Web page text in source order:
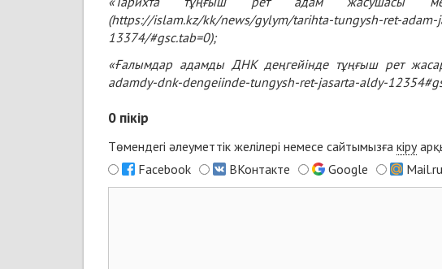
(https://islam.kz/kk/news/gylym/tarihta-tungysh-ret-
13374/#gsc.tab=0);
«Ғалымдар адамды ДНК деңгейінде тұңғыш рет
adamdy-dnk-dengeiinde-tungysh-ret-jasarta-aldy-
0 пікір
Төмендегі әлеуметтік желілері немесе сайтымызға кіру
Facebook
ВКонтакте Google Mail.ru